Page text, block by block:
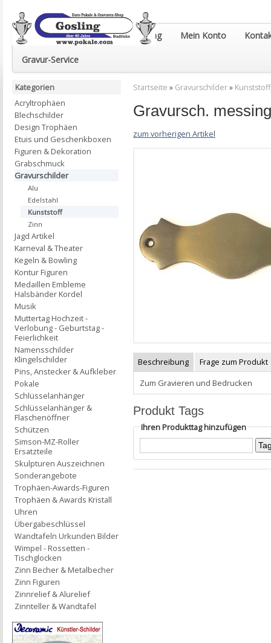
Euro-Pokale & Gravur-Shop Gosling Mein Konto
Gravur-Service
Startseite » Gravurschilder» Kunststoff
Gravursch.
zum vorherigen Artikel
Beschreibung
Frage zum Produkt
Zum Gravieren und Bedrucken
Produkt Tags
Ihren Produkttag hinzufügen
Kategorien
Acryltrophäen
Blechschilder
Design Trophäen
Etuis und Geschenkboxen
Figuren & Dekoration
Grabschmuck
Gravurschilder
Alu
Edelstahl
Kunststoff
Zinn
Jagd Artikel
Karneval & Theater
Kegeln & Bowling
Kontur Figuren
Medaillen Embleme
Halsbänder Kordel
Musik
Muttertag Hochzeit -
Verlobung - Geburtstag -
Feierlichkeit
Namensschilder
Klingelschilder
Pins, Anstecker & Aufkleber
Pokale
Schlüsselanhänger
Schlüsselanhänger &
Flaschenöffner
Schützen
Simson-MZ-Roller
Ersatzteile
Skulpturen Auszeichnen
Sonderangebote
Trophäen-Awards-Figuren
Trophäen & Awards Kristall
Uhren
Übergabeschlüssel
Wandtafeln Urkunden Bilder
Wimpel - Rossetten -
Tischglocken
Zinn Becher & Metalbecher
Zinn Figuren
Zinnrelief & Alurelief
Zinnteller & Wandtafel